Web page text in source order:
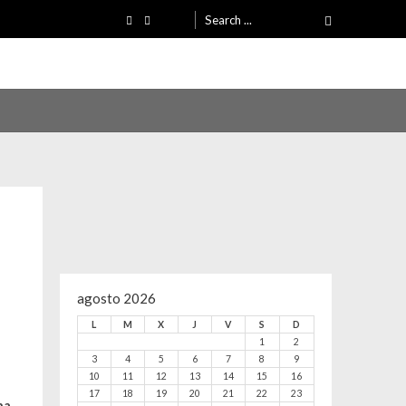
for:
agosto 2026
L M X J V S
D
1
2
3
4 5 6 7 8
9
10
11 12 13 14 15
16
17
18 19 20 21 22
23